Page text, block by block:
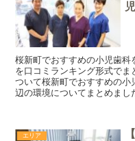
桜新町でおすすめの小児歯科
を口コミランキング形式で
ついて桜新町でおすすめの小
辺の環境についてまとめま
エリア